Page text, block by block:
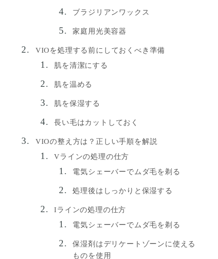
ブラジリアンワックス
家庭用光美容器
VIOを処理する前にしておくべき準備
肌を清潔にする
肌を温める
肌を保湿する
長い毛はカットしておく
VIOの整え方は？正しい手順を解説
Vラインの処理の仕方
電気シェーバーでムダ毛を剃る
処理後はしっかりと保湿する
Iラインの処理の仕方
電気シェーバーでムダ毛を剃る
保湿剤はデリケートゾーンに使える
ものを使用